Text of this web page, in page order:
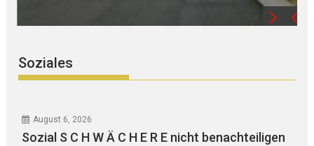
Soziales
August 6, 2026
Sozial S C H W Ä C H E R E nicht benachteiligen